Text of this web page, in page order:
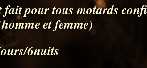
fait pour tous motards
et
6nuits